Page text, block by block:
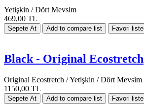
Yetişkin / Dört Mevsim
469,00 TL
Black - Original Ecostretch
Original Ecostretch / Yetişkin / Dört Mevsim
1150,00 TL